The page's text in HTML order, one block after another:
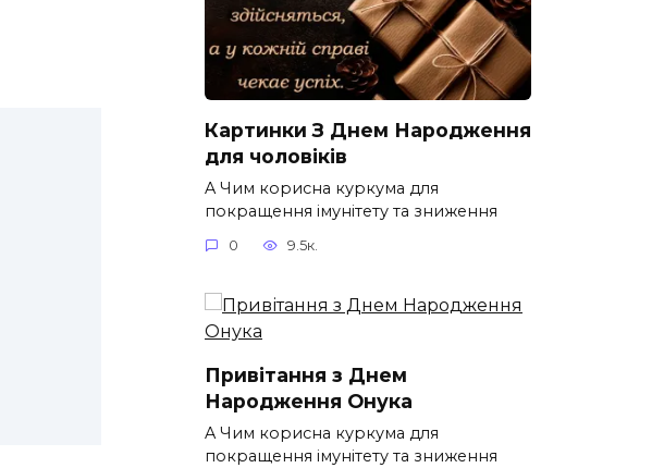
Картинки З Днем Народження
для чоловіків​
A Чим корисна куркума для
покращення імунітету та зниження
0 9.5к.
Привітання з Днем
Народження Онука
A Чим корисна куркума для
покращення імунітету та зниження